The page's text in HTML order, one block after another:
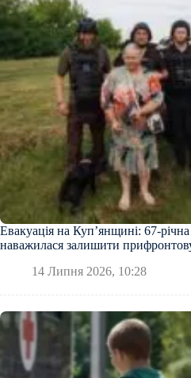
Евакуація на Куп’янщині: 67-
наважилася залишити
14 Липня 2026, 10:28